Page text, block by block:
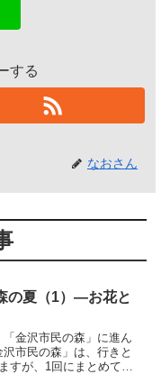
する
なおさん
の夏（1）―お花と
金沢市民の森」に進ん
市民の森」は、行きと
すが、1回にまとめてし